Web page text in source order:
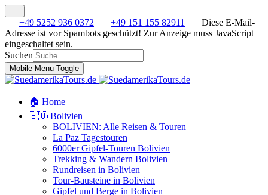
+49 5252 936 0372 +49 151 155 82911
Diese E-Mail-
Adresse ist vor Spambots geschützt! Zur Anzeige muss JavaScript
eingeschaltet sein.
Suchen
Mobile Menu Toggle
🏠 Home
🇧🇴 Bolivien
BOLIVIEN: Alle Reisen & Touren
La Paz Tagestouren
6000er Gipfel-Touren Bolivien
Trekking & Wandern Bolivien
Rundreisen in Bolivien
Tour-Bausteine in Bolivien
Gipfel und Berge in Bolivien